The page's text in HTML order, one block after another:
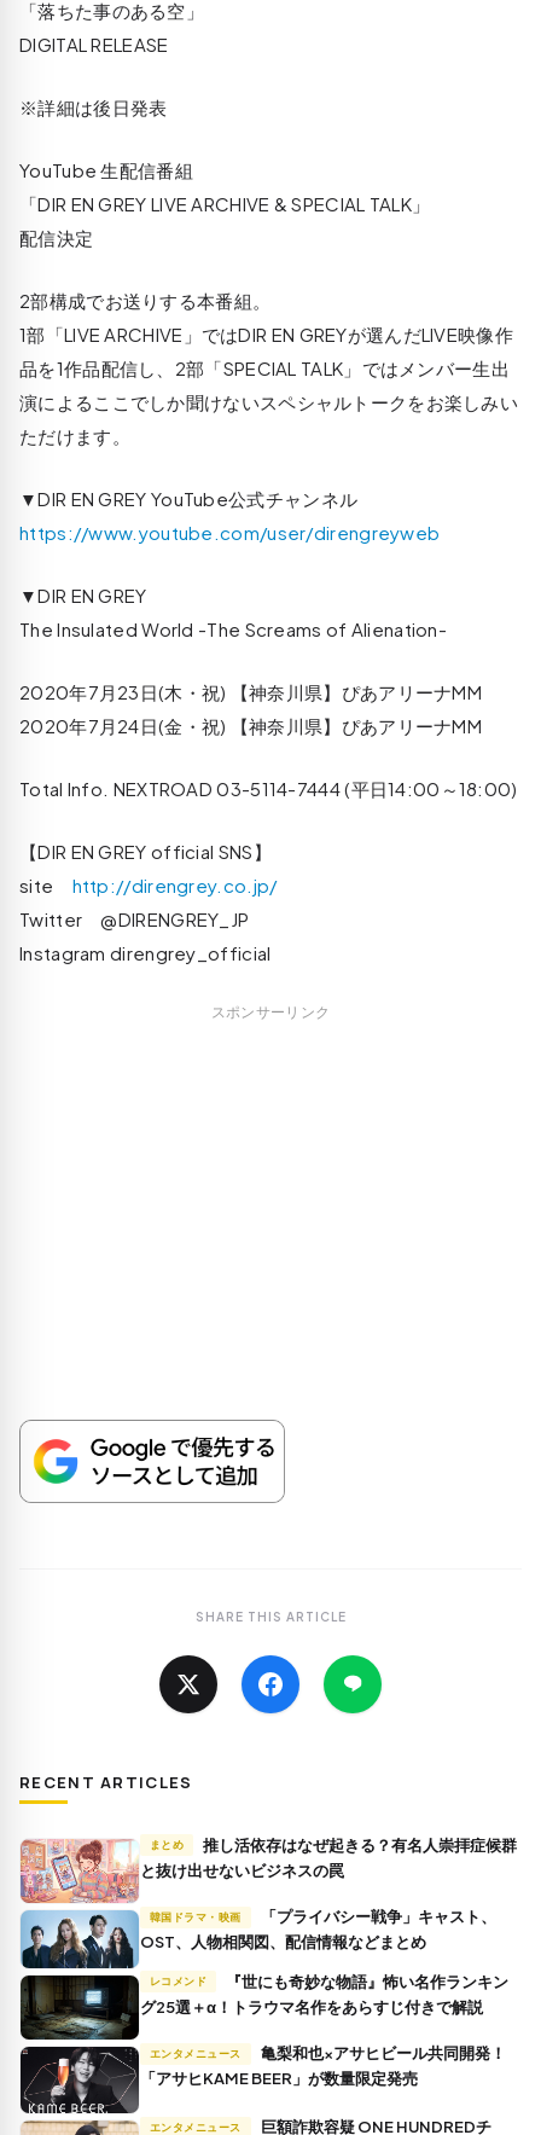
「落ちた事のある空」
DIGITAL RELEASE
※詳細は後日発表
YouTube 生配信番組
「DIR EN GREY LIVE ARCHIVE & SPECIAL TALK」
配信決定
2部構成でお送りする本番組。
1部「LIVE ARCHIVE」ではDIR EN GREYが選んだLIVE映像作
品を1作品配信し、2部「SPECIAL TALK」ではメンバー生出
演によるここでしか聞けないスペシャルトークをお楽しみい
ただけます。
▼DIR EN GREY YouTube公式チャンネル
https://www.youtube.com/user/direngreyweb
▼DIR EN GREY
The Insulated World -The Screams of Alienation-
2020年7月23日(木・祝) 【神奈川県】ぴあアリーナMM
2020年7月24日(金・祝) 【神奈川県】ぴあアリーナMM
Total Info. NEXTROAD 03-5114-7444 (平日14:00～18:00)
【DIR EN GREY official SNS】
site http://direngrey.co.jp/
Twitter @DIRENGREY_JP
Instagram direngrey_official
スポンサーリンク
SHARE THIS ARTICLE
RECENT ARTICLES
まとめ
推し活依存はなぜ起きる？有名人崇拝症候群
と抜け出せないビジネスの罠
韓国ドラマ・映画
OST、人物相関図、配信情報などまとめ
レコメンド
グ25選＋α！トラウマ名作をあらすじ付きで解説
エンタメニュース
「アサヒKAME BEER」が数量限定発売
エンタメニュース